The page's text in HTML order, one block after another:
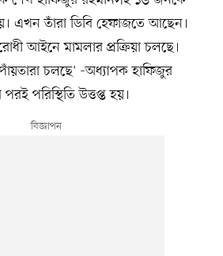
এখন তাঁরা ডিবি হেফাজতে আছেন।
আইনে মামলার প্রক্রিয়া চলছে।
চলছে' -অধ্যাপক হাফিজুর
পরিস্থিতি উত্তপ্ত হয়।